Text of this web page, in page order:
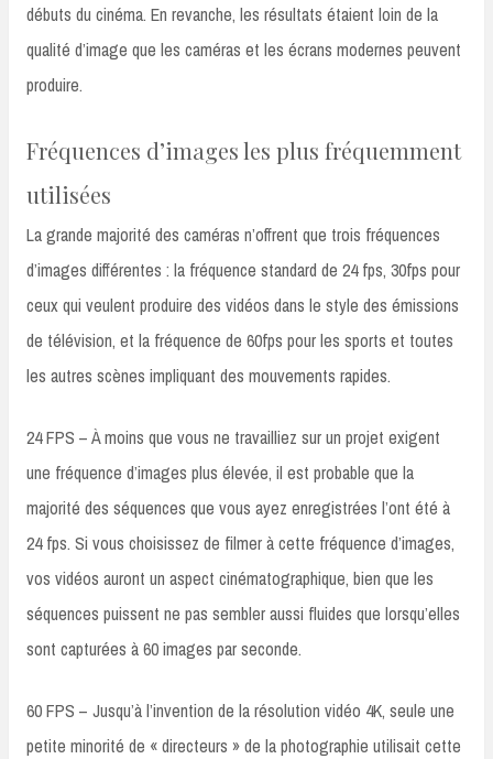
débuts du cinéma. En revanche, les résultats étaient loin de la
qualité d’image que les caméras et les écrans modernes peuvent
produire.
Fréquences d’images les plus fréquemment
utilisées
La grande majorité des caméras n’offrent que trois fréquences
d’images différentes : la fréquence standard de 24 fps, 30fps pour
ceux qui veulent produire des vidéos dans le style des émissions
de télévision, et la fréquence de 60fps pour les sports et toutes
les autres scènes impliquant des mouvements rapides.
24 FPS – À moins que vous ne travailliez sur un projet exigent
une fréquence d’images plus élevée, il est probable que la
majorité des séquences que vous ayez enregistrées l’ont été à
24 fps. Si vous choisissez de filmer à cette fréquence d’images,
vos vidéos auront un aspect cinématographique, bien que les
séquences puissent ne pas sembler aussi fluides que lorsqu’elles
sont capturées à 60 images par seconde.
60 FPS – Jusqu’à l’invention de la résolution vidéo 4K, seule une
petite minorité de « directeurs » de la photographie utilisait cette